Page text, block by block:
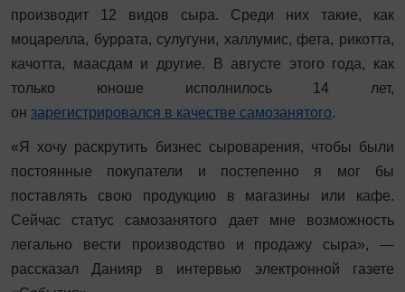
производит 12 видов сыра. Среди них такие, как
моцарелла, буррата, сулугуни, халлумис, фета, рикотта,
качотта, маасдам и другие. В августе этого года, как
только юноше исполнилось 14 лет,
он зарегистрировался в качестве самозанятого.
«Я хочу раскрутить бизнес сыроварения, чтобы были
постоянные покупатели и постепенно я мог бы
поставлять свою продукцию в магазины или кафе.
Сейчас статус самозанятого дает мне возможность
легально вести производство и продажу сыра», —
рассказал Данияр в интервью электронной газете